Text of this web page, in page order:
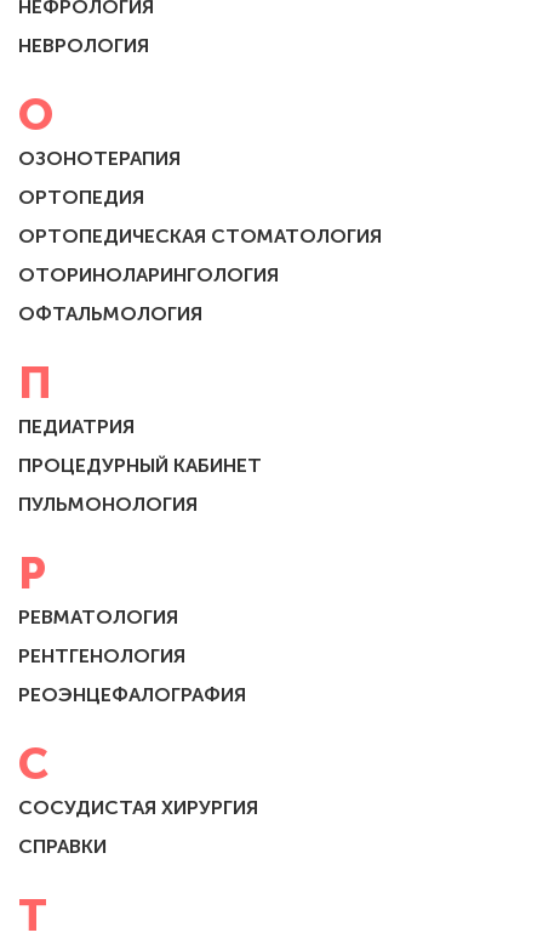
НЕФРОЛОГИЯ
НЕВРОЛОГИЯ
О
ОЗОНОТЕРАПИЯ
ОРТОПЕДИЯ
ОРТОПЕДИЧЕСКАЯ СТОМАТОЛОГИЯ
ОТОРИНОЛАРИНГОЛОГИЯ
ОФТАЛЬМОЛОГИЯ
П
ПЕДИАТРИЯ
ПРОЦЕДУРНЫЙ КАБИНЕТ
ПУЛЬМОНОЛОГИЯ
Р
РЕВМАТОЛОГИЯ
РЕНТГЕНОЛОГИЯ
РЕОЭНЦЕФАЛОГРАФИЯ
С
СОСУДИСТАЯ ХИРУРГИЯ
СПРАВКИ
Т